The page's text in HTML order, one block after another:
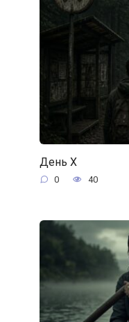
День Х
0 40